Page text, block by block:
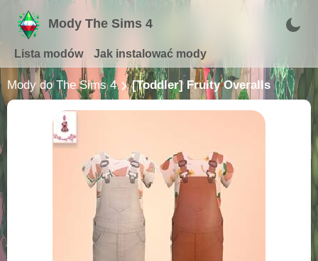
Mody The Sims 4
Lista modów Jak instalować mody
Mody do The Sims 4 [Toddler] Fruity Overalls